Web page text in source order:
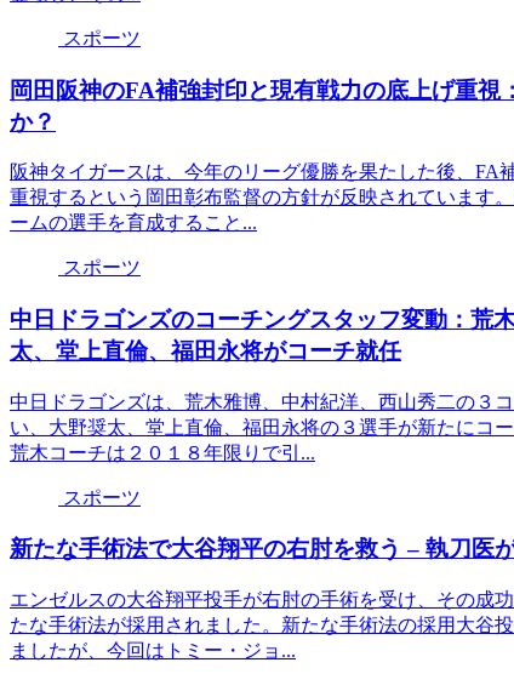
スポーツ
岡田阪神のFA補強封印と現有戦力の底上げ重
か？
阪神タイガースは、今年のリーグ優勝を果たした後、
重視するという岡田彰布監督の方針が反映されています
ームの選手を育成すること...
スポーツ
中日ドラゴンズのコーチングスタッフ変動：荒
太、堂上直倫、福田永将がコーチ就任
中日ドラゴンズは、荒木雅博、中村紀洋、西山秀二の３
い、大野奨太、堂上直倫、福田永将の３選手が新たにコ
荒木コーチは２０１８年限りで引...
スポーツ
新たな手術法で大谷翔平の右肘を救う – 執刀医
エンゼルスの大谷翔平投手が右肘の手術を受け、その成
たな手術法が採用されました。新たな手術法の採用大谷
ましたが、今回はトミー・ジョ...